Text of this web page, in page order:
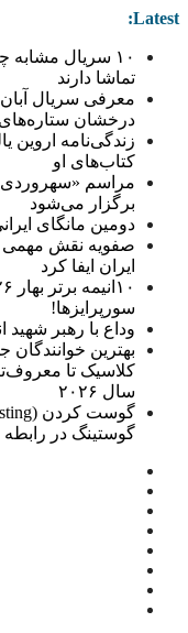
Latest:
۱۰ سریال
تماشا دارند
معرفی سریال
درخشان
زندگی‌نامه اروین
کتاب‌های او
مراسم
برگزار می‌شود
دومین مانگای
صفویه نقش مهمی
ایران ایفا کرد
سورپرایزها!
وداع با رهبر شهید
بهترین
کلاسیک تا
سال ۲۰۲۶
گوستینگ در رابطه